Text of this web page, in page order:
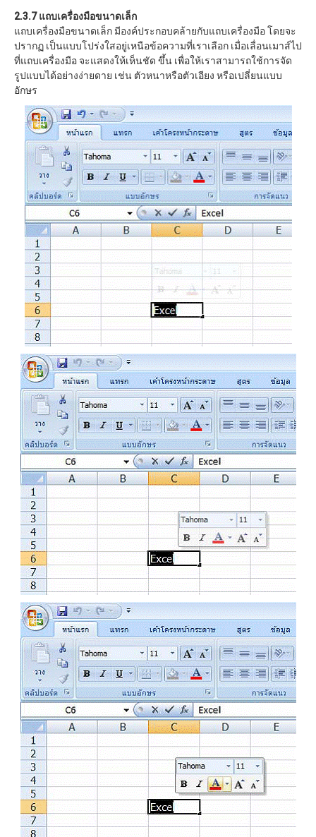
2.3.7 แถบเครื่องมือขนาดเล็ก
แถบเครื่องมือขนาดเล็ก มีองค์ประกอบคล้ายกับแถบเครื่องมือ โดยจะ
ปรากฏ เป็นแบบโปร่งใสอยู่เหนือข้อความที่เราเลือก เมื่อเลื่อนเมาส์ไป
ที่แถบเครื่องมือ จะแสดงให้เห็นชัด ขึ้น เพื่อให้เราสามารถใช้การจัด
รูปแบบได้อย่างง่ายดาย เช่น ตัวหนาหรือตัวเอียง หรือเปลี่ยนแบบ
อักษร